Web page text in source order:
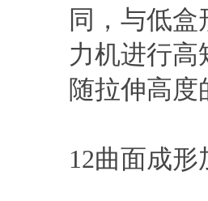
同，与低
力机进行高
随拉伸高度
12曲面成形